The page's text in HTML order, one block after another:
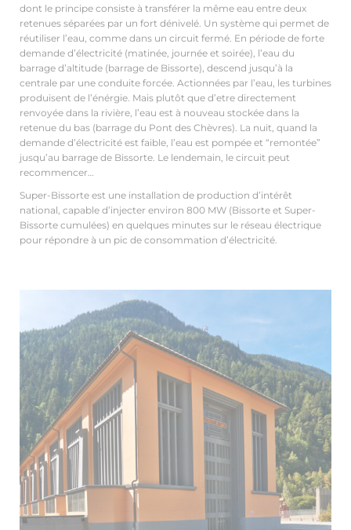
dont le principe consiste à transférer la même eau entre deux
retenues séparées par un fort dénivelé. Un système qui permet de
réutiliser l’eau, comme dans un circuit fermé. En période de forte
demande d’électricité (matinée, journée et soirée), l’eau du
barrage d’altitude (barrage de Bissorte), descend jusqu’à la
centrale par une conduite forcée. Actionnées par l’eau, les turbines
produisent de l’énérgie. Mais plutôt que d’etre directement
renvoyée dans la rivière, l’eau est à nouveau stockée dans la
retenue du bas (barrage du Pont des Chèvres). La nuit, quand la
demande d’électricité est faible, l’eau est pompée et “remontée”
jusqu’au barrage de Bissorte. Le lendemain, le circuit peut
recommencer…
Super-Bissorte est une installation de production d’intérêt
national, capable d’injecter environ 800 MW (Bissorte et Super-
Bissorte cumulées) en quelques minutes sur le réseau électrique
pour répondre à un pic de consommation d’électricité.